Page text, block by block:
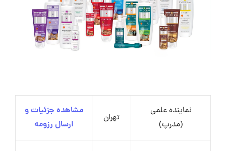
نماینده علمی
(مدرپ)
تهران
مشاهده جزئیات و
ارسال رزومه